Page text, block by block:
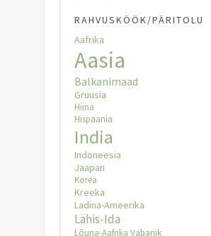
RAHVUSKÖÖK/PÄRITOLU
Aafrika
Aasia
Balkanimaad
Gruusia
Hiina
Hispaania
India
Indoneesia
Jaapan
Korea
Kreeka
Ladina-Ameerika
Lähis-Ida
Lõuna-Aafrika Vabariik